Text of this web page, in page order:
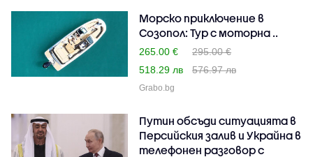
Морско приключение в
Созопол: Тур с моторна ..
265.00 €
295.00 €
518.29 лв
576.97 лв
Grabo.bg
Путин обсъди ситуацията в
Персийския залив и Украйна в
телефонен разговор с